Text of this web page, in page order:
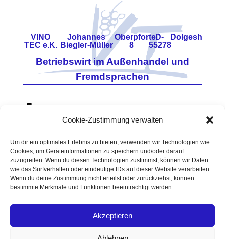
Cookie-Zustimmung verwalten
Um dir ein optimales Erlebnis zu bieten, verwenden wir Technologien wie
Cookies, um Geräteinformationen zu speichern und/oder darauf
zuzugreifen. Wenn du diesen Technologien zustimmst, können wir Daten
wie das Surfverhalten oder eindeutige IDs auf dieser Website verarbeiten.
Wenn du deine Zustimmung nicht erteilst oder zurückziehst, können
bestimmte Merkmale und Funktionen beeinträchtigt werden.
Akzeptieren
VINO
TEC e.K.
Johannes
Biegler-Müller
Oberpforte
8
D-
55278
Dolgesheim
Betriebswirt im Außenhandel und
Fremdsprachen
06733 - 960114
Vino-Tec@t-online.de
https://www.vino-tec.de
ID-
Amtsgericht Mainz
90HRA 3460